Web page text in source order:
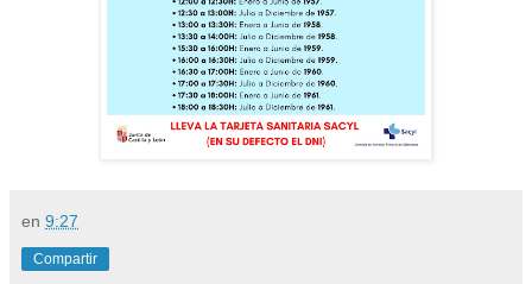
en 9:27
Compartir